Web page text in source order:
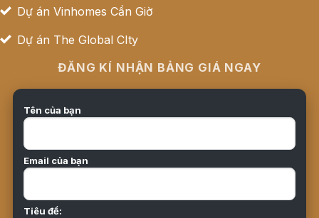
Dự án Vinhomes Cần Giờ
Dự án The Global CIty
ĐĂNG KÍ NHẬN BẢNG GIÁ NGAY
Tên của bạn
Email của bạn
Tiêu đề: